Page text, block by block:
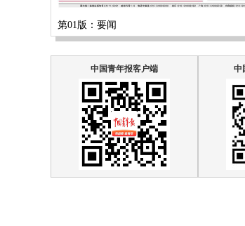
第01版：要闻
中国青年报客户端 中